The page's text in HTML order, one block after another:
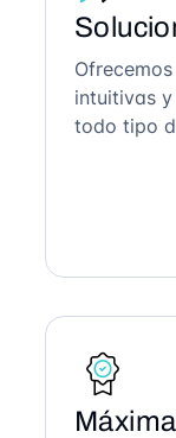
intuitivas
todo tipo